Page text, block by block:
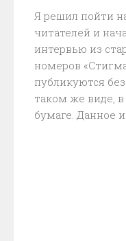
Я решил пойти
читателей и
интервью из
номеров
публикуются
таком же виде,
бумаге. Данное